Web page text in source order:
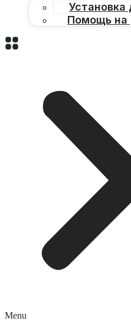
Установка
Помощь на
Menu